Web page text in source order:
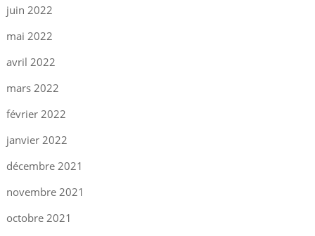
juin 2022
mai 2022
avril 2022
mars 2022
février 2022
janvier 2022
décembre 2021
novembre 2021
octobre 2021